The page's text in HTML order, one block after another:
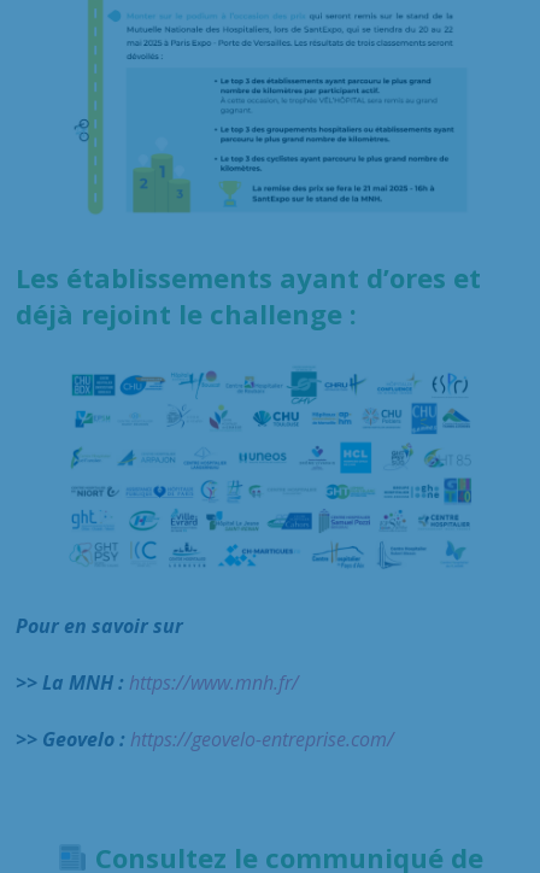
Les établissements ayant d’ores et
déjà rejoint le challenge :
Pour en savoir sur
>> La MNH : https://www.mnh.fr/
>> Geovelo : https://geovelo-entreprise.com/
Consultez le communiqué de